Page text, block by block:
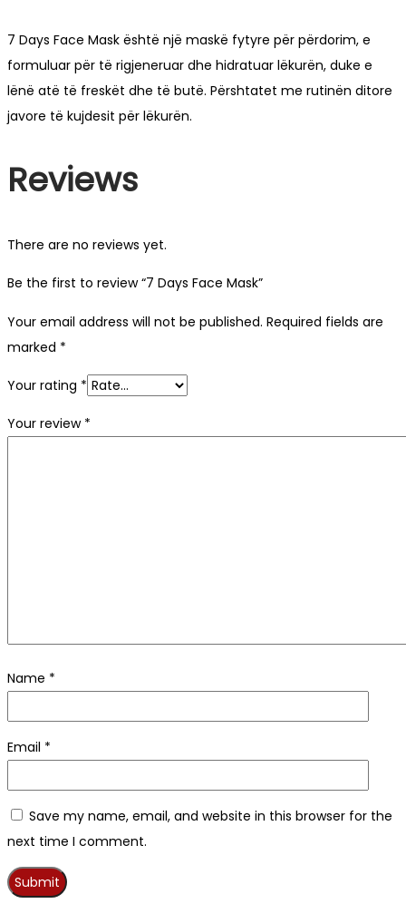
7 Days Face Mask është një maskë fytyre për përdorim, e
formuluar për të rigjeneruar dhe hidratuar lëkurën, duke e
lënë atë të freskët dhe të butë. Përshtatet me rutinën ditore
javore të kujdesit për lëkurën.
Reviews
There are no reviews yet.
Be the first to review “7 Days Face Mask”
Your email address will not be published. Required fields are
marked *
Your rating *
Your review *
Name *
Email *
Save my name, email, and website in this browser for the
next time I comment.